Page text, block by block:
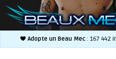
Adopte un Beau Mec : 167 442